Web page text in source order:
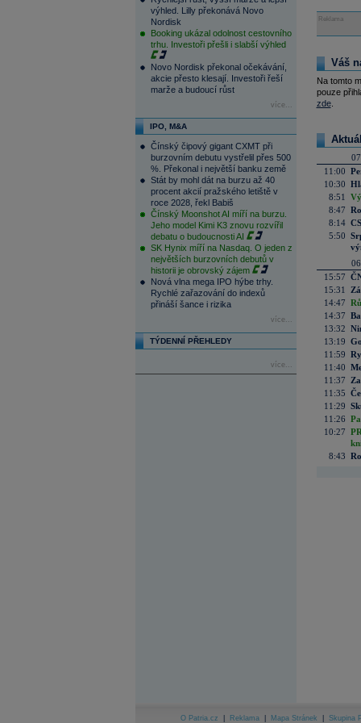
výhled. Lilly překonává Novo
Nordisk
Booking ukázal odolnost cestovního
trhu. Investoři přešli i slabší výhled
Novo Nordisk překonal očekávání,
akcie přesto klesají. Investoři řeší
marže a budoucí růst
více...
IPO, M&A
Čínský čipový gigant CXMT při
burzovním debutu vystřelil přes 500
%. Překonal i největší banku země
Stát by mohl dát na burzu až 40
procent akcií pražského letiště v
roce 2028, řekl Babiš
Čínský Moonshot AI míří na burzu.
Jeho model Kimi K3 znovu rozvířil
debatu o budoucnosti AI
SK Hynix míří na Nasdaq. O jeden z
největších burzovních debutů v
historii je obrovský zájem
Nová vlna mega IPO hýbe trhy.
Rychlé zařazování do indexů
přináší šance i rizika
více...
TÝDENNÍ PŘEHLEDY
více...
Reklama
Váš
Na tomto
pouze
zde.
11:00
10:30
8:51
8:47
8:14
5:50
15:57
15:31
14:47
14:37
13:32
13:19
11:59
11:40
11:37
11:35
11:29
11:26
10:27
8:43
O Patria.cz Reklama Mapa Stránek Skupina